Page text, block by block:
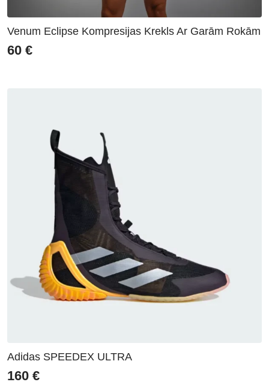
Venum Eclipse Kompresijas Krekls Ar Garām Rokām
60 €
Adidas SPEEDEX ULTRA
160 €